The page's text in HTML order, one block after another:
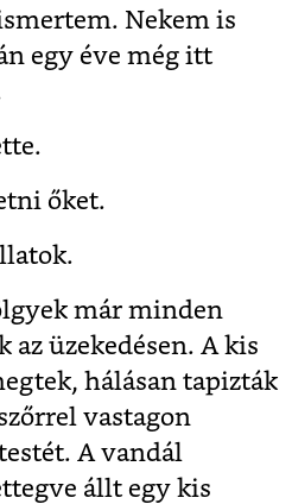
Nekem is
egy éve még itt
őket.
már minden
üzekedésen. A kis
hálásan tapizták
vastagon
A vandál
állt egy kis